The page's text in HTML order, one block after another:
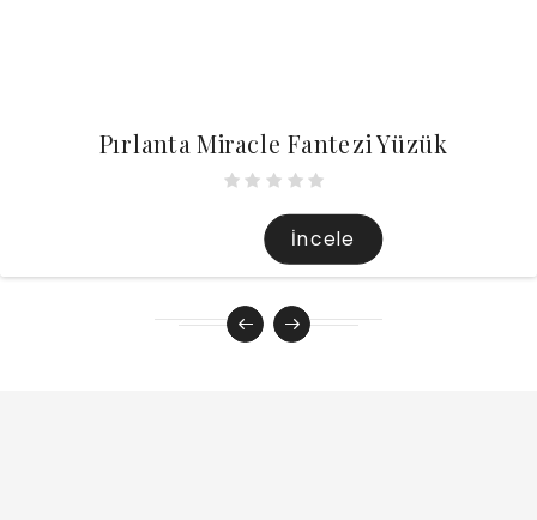
Pırlanta Miracle Fantezi Yüzük
İncele